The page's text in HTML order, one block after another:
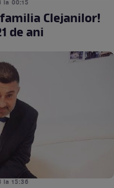
la 00:15
Clejanilor!
de ani
la 15:36